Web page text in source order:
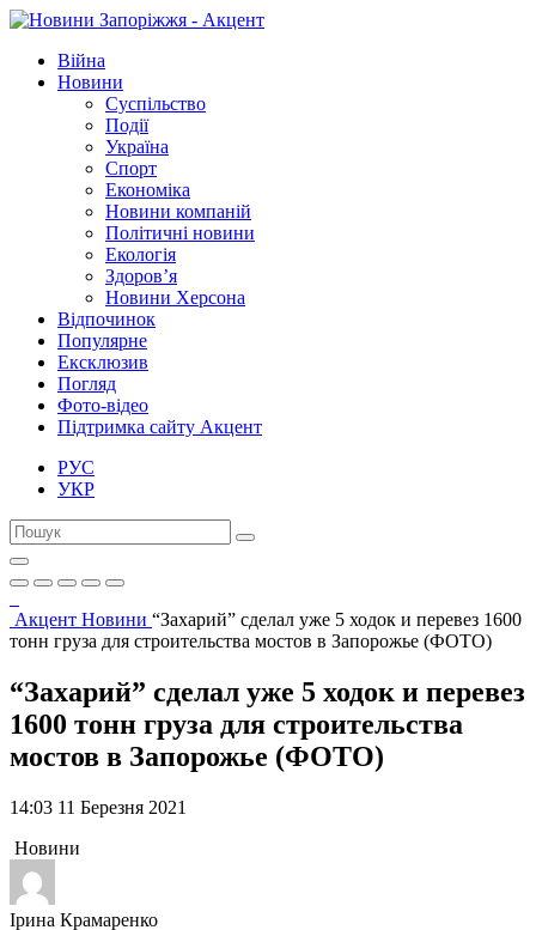
Війна
Новини
Суспільство
Події
Україна
Спорт
Економіка
Новини компаній
Політичні новини
Екологія
Здоров’я
Новини Херсона
Відпочинок
Популярне
Ексклюзив
Погляд
Фото-відео
Підтримка сайту Акцент
РУС
УКР
Акцент Новини “Захарий” сделал уже 5 ходок и перевез 1600
тонн груза для строительства мостов в Запорожье (ФОТО)
“Захарий” сделал уже 5 ходок и перевез
1600 тонн груза для строительства
мостов в Запорожье (ФОТО)
14:03 11 Березня 2021
Новини
Ірина Крамаренко